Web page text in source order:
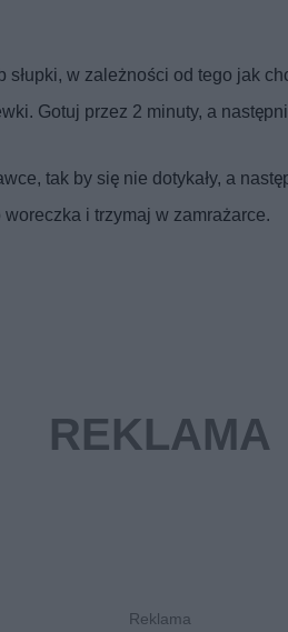
słupki, w zależności od tego jak
Gotuj przez 2 minuty, a
tak by się nie dotykały, a
i trzymaj w zamrażarce.